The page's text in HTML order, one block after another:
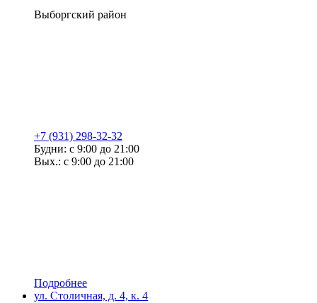
Выборгский район
+7 (931) 298-32-32
Будни: с 9:00 до 21:00
Вых.: с 9:00 до 21:00
Подробнее
ул. Столичная, д. 4, к. 4